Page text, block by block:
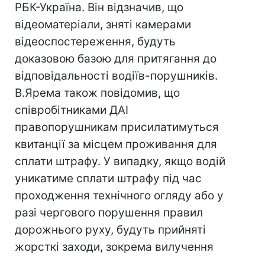
РБК-Україна. Він відзначив, що
відеоматеріали, зняті камерами
відеоспостереження, будуть
доказовою базою для притягання до
відповідальності водіїв-порушників.
В.Ярема також повідомив, що
співробітниками ДАІ
правопорушникам присилатимуться
квитанції за місцем проживання для
сплати штрафу. У випадку, якщо водій
уникатиме сплати штрафу під час
проходження технічного огляду або у
разі чергового порушення правил
дорожнього руху, будуть прийняті
жорсткі заходи, зокрема вилучення